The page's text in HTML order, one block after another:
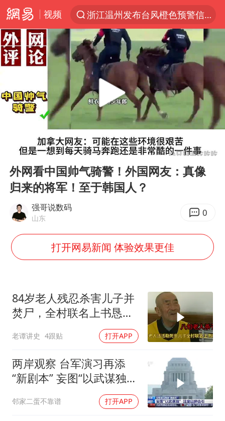
视频
浙江温州发布台风橙色预警信号
解锁各地夏日限定体验
男童模仿奥特曼从高处跳下致骨折
金饰克价一夜涨回1300元
峰哥实名举报汪海林偷税漏税
名创优品一次性内裤 颜面尽失
白海豚将正面袭击贯穿浙江
视频丨中国东方电气集团原党组副书记、董事宋致远被查
牛津大学一纸声明甩不了锅
包文婧：二胎很难一碗水端平
香港宏福苑火灾或由烟头引起
浙江台州《告全体市民书》
浙江一9岁男孩被海浪卷走仍在搜救中
郑丽文：台湾从来没有“独立”过
Play
00:00 01:25
外网看中国帅气骑警！外国网友：真像
归来的将军！至于韩国人？
强哥说数码
山东 0
打开网易新闻 体验效果更佳
84岁老人残忍杀害儿子并
焚尸，全村联名上书恳求
轻判，得知缘由警察心疼
落泪
老谭讲史 4跟贴 打开APP
两岸观察 台军演习再添
“新剧本” 妄图“以武谋独”
邻家二蛋不靠谱 打开APP